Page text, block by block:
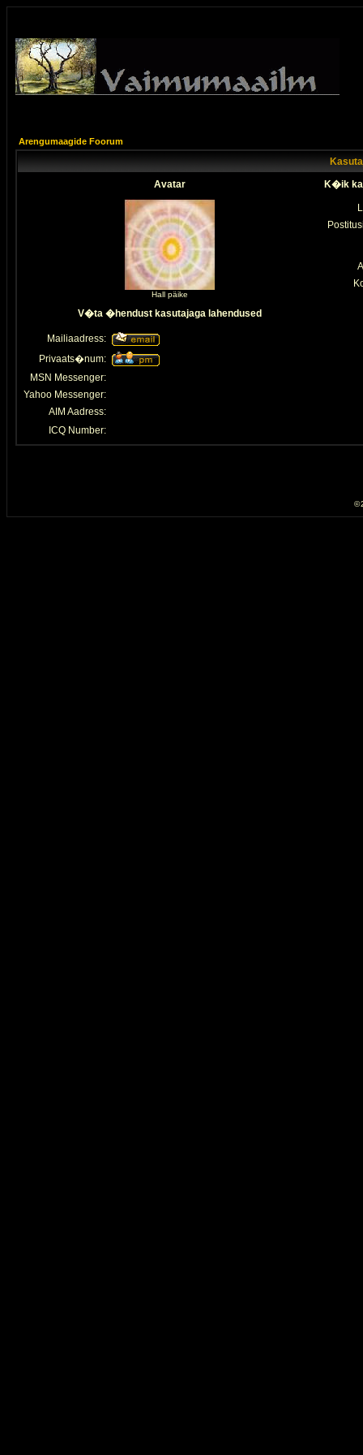
Arengumaagide Foorum
Avatar
K�ik
Hall päike
V�ta �hendust kasutajaga lahendused
Mailiaadress:
Privaats�num:
MSN Messenger:
Yahoo Messenger:
AIM Aadress:
ICQ Number:
©